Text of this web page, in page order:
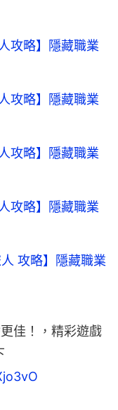
攻略】隱藏職業
攻略】隱藏職業
攻略】隱藏職業
攻略】隱藏職業
人 攻略】隱藏職業
佳！，精彩遊戲